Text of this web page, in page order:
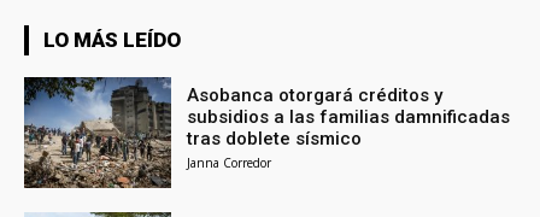
LO MÁS LEÍDO
Asobanca otorgará créditos y
subsidios a las familias damnificadas
tras doblete sísmico
Janna Corredor